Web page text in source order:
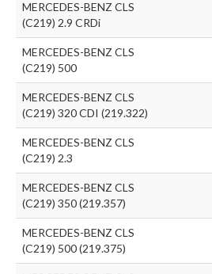
MERCEDES-BENZ CLS
(C219) 2.9 CRDi
MERCEDES-BENZ CLS
(C219) 500
MERCEDES-BENZ CLS
(C219) 320 CDI (219.322)
MERCEDES-BENZ CLS
(C219) 2.3
MERCEDES-BENZ CLS
(C219) 350 (219.357)
MERCEDES-BENZ CLS
(C219) 500 (219.375)